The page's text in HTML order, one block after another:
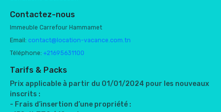
Contactez-nous
Immeuble Carrefour Hammamet
Email: contact@location-vacance.com.tn
Téléphone: +21695631100
Tarifs & Packs
Prix applicable à partir du 01/01/2024 pour les nouveaux
inscrits :
- Frais d’insertion d’une propriété :